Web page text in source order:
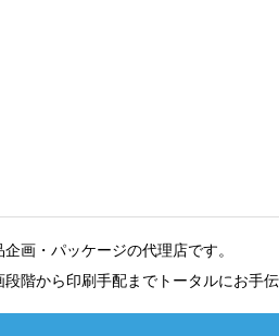
画・パッケージの代理店です。
階から印刷手配までトータルにお手